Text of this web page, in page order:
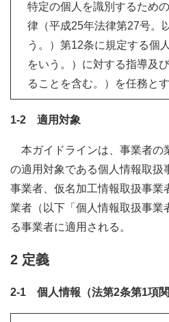
特定の個人を識別するため
律（平成25年法律第27号。
う。）第12条に規定する個
をいう。）に対する指導及
ることを含む。）を任務とす
1-2 適用対象
本ガイドラインは、事業者の
の適用対象である個人情報取扱
事業者、仮名加工情報取扱事業
業者（以下「個人情報取扱事業
る事業者に適用される。
2 定義
2-1 個人情報（法第2条第1項関